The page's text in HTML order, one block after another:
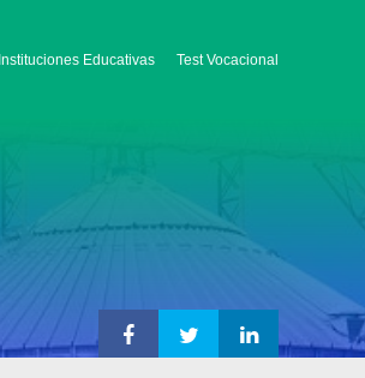
Instituciones Educativas Test Vocacional